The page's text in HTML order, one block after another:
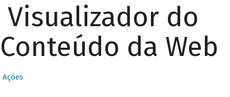
Visualizador do
Conteúdo da Web
Ações